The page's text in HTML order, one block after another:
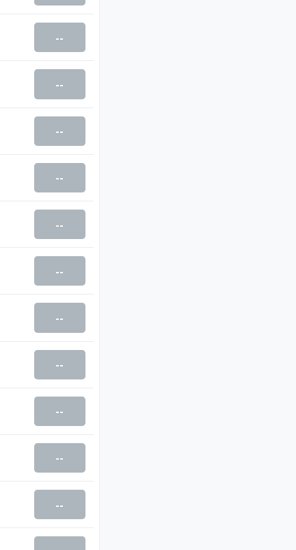
--
--
--
--
--
--
--
--
--
--
--